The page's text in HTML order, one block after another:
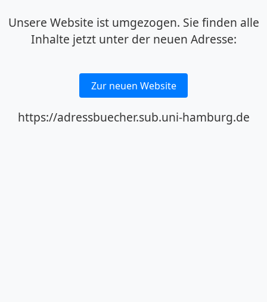
Unsere Website ist umgezogen. Sie finden alle
Inhalte jetzt unter der neuen Adresse:
Zur neuen Website
https://adressbuecher.sub.uni-hamburg.de